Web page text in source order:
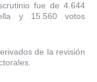
fue de 4.644
y 15.560 votos
de la revisión